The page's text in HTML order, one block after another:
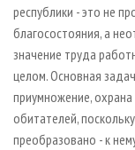
республики - это не
благосостояния, а
значение труда
целом. Основная
приумножение,
обитателей,
преобразовано - к